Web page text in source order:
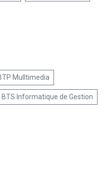
Mulltimedia
BTS Informatique de Gestion